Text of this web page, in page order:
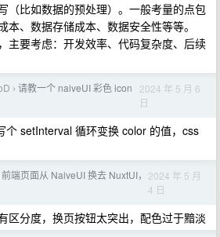
（比如数据的预处理）。一般考量的点包
本、数据存储成本、数据安全性等等。
主要考虑：开发效率、代码复杂度、后续
› 请教一个 naiveUI 彩色 icon
2024 年 5 月 6
日
个 setInterval 循环变换 color 的值，css
前端页面从 NaiveUI 换去 NuxtUI， 2024 年 5 月
4 日
区分度，换页按钮太突出，配色过于黯淡